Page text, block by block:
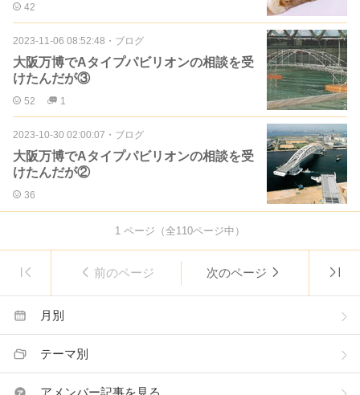
42
2023-11-06 08:52:48 ・ ブログ
大阪万博でAタイプパビリオンの相談を受
けたんだが③
52 1
2023-10-30 02:00:07 ・ ブログ
大阪万博でAタイプパビリオンの相談を受
けたんだが②
36
1 ページ（全110ページ中）
前のページ 次のページ
月別
テーマ別
アメンバー記事を見る